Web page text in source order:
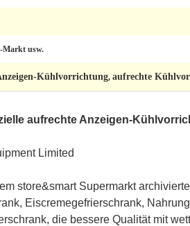
Markt usw.
Kühlvorrichtung, aufrechte
aufrechte Anzeigen-
Limited
store&smart Supermarkt
Eiscremegefrierschrank,
die bessere Qualität mit